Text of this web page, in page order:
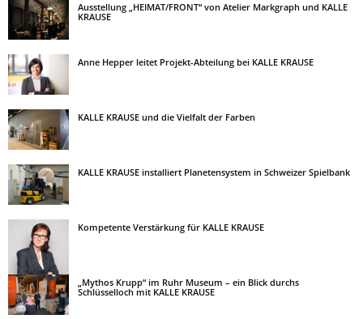
Ausstellung „HEIMAT/FRONT“ von Atelier Markgraph und KALLE
KRAUSE
Anne Hepper leitet Projekt-Abteilung bei KALLE KRAUSE
KALLE KRAUSE und die Vielfalt der Farben
KALLE KRAUSE installiert Planetensystem in Schweizer Spielbank
Kompetente Verstärkung für KALLE KRAUSE
„Mythos Krupp“ im Ruhr Museum – ein Blick durchs
Schlüsselloch mit KALLE KRAUSE